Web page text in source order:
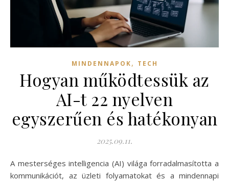
MINDENNAPOK, TECH
Hogyan működtessük az
AI-t 22 nyelven
egyszerűen és hatékonyan
2025.09.11.
A mesterséges intelligencia (AI) világa forradalmasította a
kommunikációt, az üzleti folyamatokat és a mindennapi